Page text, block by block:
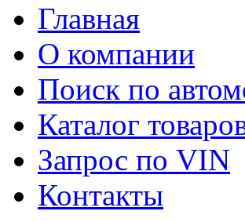
Главная
О компании
Поиск по
Каталог
Запрос по VIN
Контакты